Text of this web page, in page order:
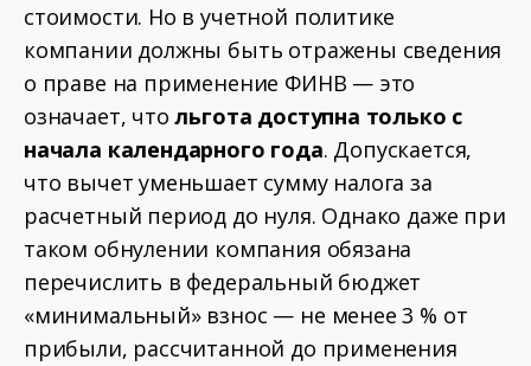
стоимости. Но в учетной политике
компании должны быть отражены сведения
о праве на применение ФИНВ — это
означает, чтольгота доступна только с
начала календарного года. Допускается,
что вычет уменьшает сумму налога за
расчетный период до нуля. Однако даже при
таком обнулении компания обязана
перечислить в федеральный бюджет
«минимальный» взнос — не менее 3 % от
прибыли, рассчитанной до применения